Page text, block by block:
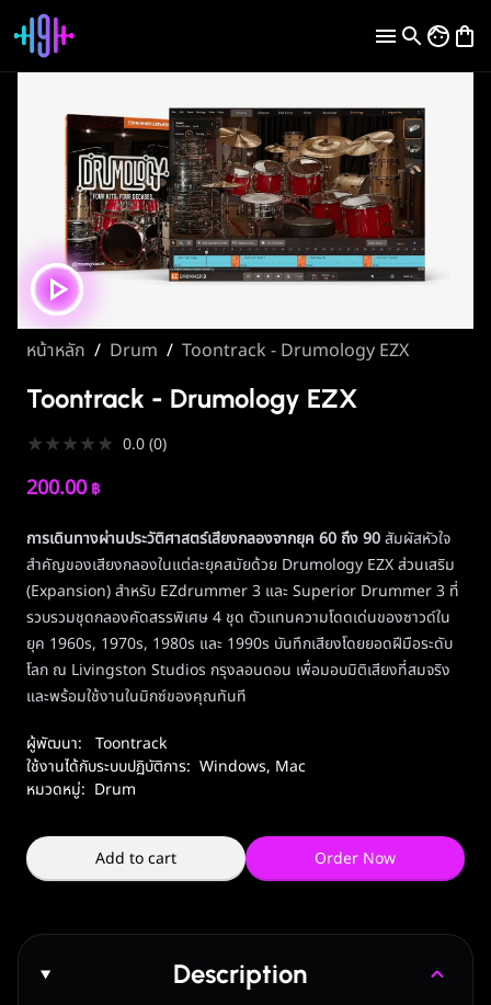
หน้าหลัก / Drum / Toontrack - Drumology EZX
Toontrack - Drumology EZX
★★★★★ 0.0(0)
200.00 ฿
การเดินทางผ่านประวัติศาสตร์เสียงกลองจากยุค 60 ถึง 90สัมผัสหัวใจ
สำคัญของเสียงกลองในแต่ละยุคสมัยด้วย Drumology EZX ส่วนเสริม
(Expansion) สำหรับ EZdrummer 3 และ Superior Drummer 3 ที่
รวบรวมชุดกลองคัดสรรพิเศษ 4 ชุด ตัวแทนความโดดเด่นของซาวด์ใน
ยุค 1960s, 1970s, 1980s และ 1990s บันทึกเสียงโดยยอดฝีมือระดับ
โลก ณ Livingston Studios กรุงลอนดอน เพื่อมอบมิติเสียงที่สมจริง
และพร้อมใช้งานในมิกซ์ของคุณทันที
ผู้พัฒนา:
Toontrack
ใช้งานได้กับระบบปฏิบัติการ: Windows, Mac
หมวดหมู่: Drum
Add to cart Order Now
Description